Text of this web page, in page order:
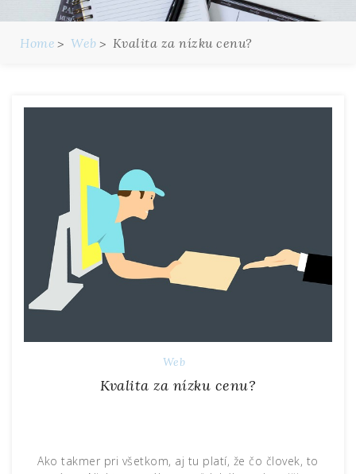
Home Web Kvalita za nízku cenu?
Web
Kvalita za nízku cenu?
Ako takmer pri všetkom, aj tu platí, že čo človek, to